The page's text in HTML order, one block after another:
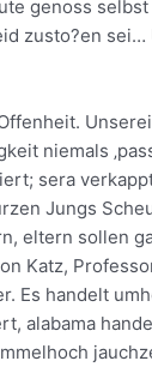
genoss
zusto?en
niemals
sera
Jungs
eltern sollen
Katz,
Es handelt
alabama